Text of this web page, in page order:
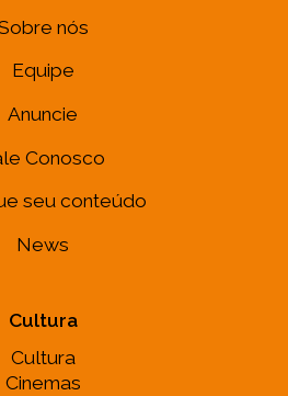
nós
Equipe
Anuncie
Conosco
seu conteúdo
News
Cultura
Cultura
Cinemas